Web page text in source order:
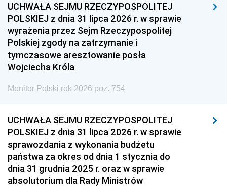
UCHWAŁA SEJMU RZECZYPOSPOLITEJ
POLSKIEJ z dnia 31 lipca 2026 r. w sprawie
wyrażenia przez Sejm Rzeczypospolitej
Polskiej zgody na zatrzymanie i
tymczasowe aresztowanie posła
Wojciecha Króla
Monitor Polski rok 2026 poz. 754
UCHWAŁA SEJMU RZECZYPOSPOLITEJ
POLSKIEJ z dnia 31 lipca 2026 r. w sprawie
sprawozdania z wykonania budżetu
państwa za okres od dnia 1 stycznia do
dnia 31 grudnia 2025 r. oraz w sprawie
absolutorium dla Rady Ministrów